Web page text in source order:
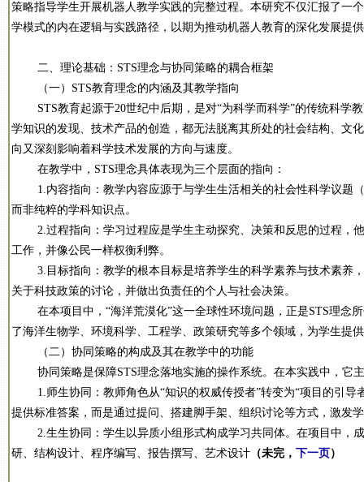
策略指导学生开展机器人教学实践的完整过程。本研究不仅汇报了一
学模式的内在逻辑与实践路径，以期为推动机器人教育的深化发展提
二、理论基础：STS理念与协同策略的耦合框架
（一）STS教育理念的内涵及其教学指向
STS教育起源于20世纪中后期，是对“为科学而科学”的传统科学
学知识的发现、技术产品的创造，都无法脱离其所处的社会结构、文
向又深刻影响着科学技术发展的方向与速度。
在教学中，STS理念具体表现为三个层面的指向：
1.内容指向：教学内容应源于与学生生活相关的社会性科学议题
而非纯粹的学科知识点。
2.过程指向：学习过程应是学生主动探究、决策和反思的过程，
工作，并像公民一样权衡利弊。
3.目标指向：教学的根本目标是培养学生的科学素养与技术素养
关于科技政策的讨论，并做出负责任的个人与社会决策。
在本项目中，“海洋荒漠化”这一全球性环境问题，正是STS理念
了海洋生物学、环境科学、工程学、政策研究等多个领域，为学生提
（二）协同策略的构成及其在教学中的功能
协同策略是保障STS理念落地实施的操作系统。在本实践中，它
1.师生协同：教师角色从“知识的权威传授者”转变为“项目的引导
提供标准答案，而是通过提问、搭建脚手架、组织讨论等方式，激发
2.生生协同：学生以异质小组形式构成学习共同体。在项目中，
研、结构设计、程序编写、报告撰写、艺术设计 （未完， 下一页）